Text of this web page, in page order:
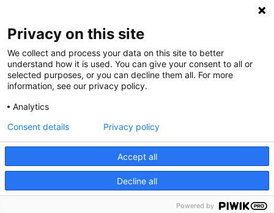
@CGTCatalunya
cgtcatalunya
CGTCatalunya
cgtcatalunya
Desenvolupat per
Privacy on this site
We collect and process your data on this site to better
understand how it is used. You can give your consent to all or
selected purposes, or you can decline them all. For more
information, see our privacy policy.
Analytics
Accept all
Decline all
Consent details Privacy policy
Powered by